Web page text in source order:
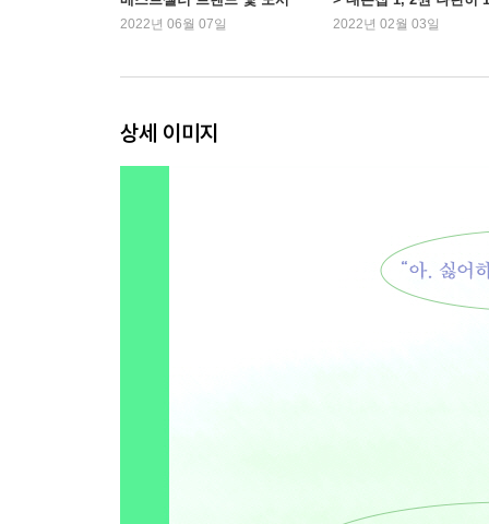
판매 동향
2022년 06월 07일
위
2022년 02월 03일
상세 이미지